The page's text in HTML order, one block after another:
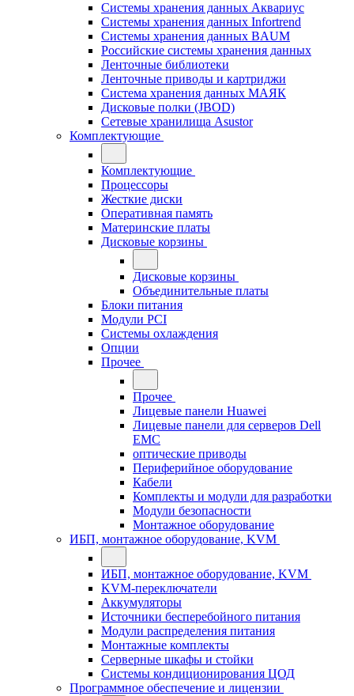
Системы хранения данных Аквариус
Системы хранения данных Infortrend
Системы хранения данных BAUM
Российские системы хранения данных
Ленточные библиотеки
Ленточные приводы и картриджи
Система хранения данных МАЯК
Дисковые полки (JBOD)
Сетевые хранилища Asustor
Комплектующие
Комплектующие
Процессоры
Жесткие диски
Оперативная память
Материнские платы
Дисковые корзины
Дисковые корзины
Объединительные платы
Блоки питания
Модули PCI
Системы охлаждения
Опции
Прочее
Прочее
Лицевые панели Huawei
Лицевые панели для серверов Dell
EMC
оптические приводы
Периферийное оборудование
Кабели
Комплекты и модули для разработки
Модули безопасности
Монтажное оборудование
ИБП, монтажное оборудование, KVM
ИБП, монтажное оборудование, KVM
KVM-переключатели
Аккумуляторы
Источники бесперебойного питания
Модули распределения питания
Монтажные комплекты
Серверные шкафы и стойки
Системы кондиционирования ЦОД
Программное обеспечение и лицензии